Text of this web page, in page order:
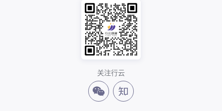
关注行云